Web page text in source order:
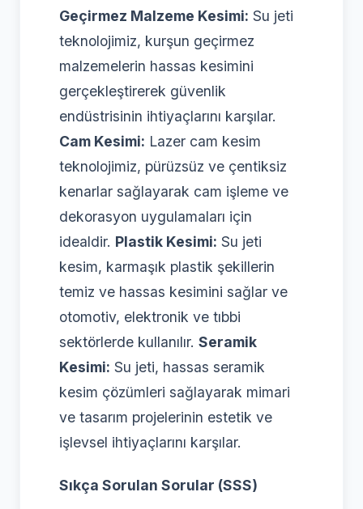
Geçirmez Malzeme Kesimi: Su jeti
teknolojimiz, kurşun geçirmez
malzemelerin hassas kesimini
gerçekleştirerek güvenlik
endüstrisinin ihtiyaçlarını karşılar.
Cam Kesimi: Lazer cam kesim
teknolojimiz, pürüzsüz ve çentiksiz
kenarlar sağlayarak cam işleme ve
dekorasyon uygulamaları için
idealdir. Plastik Kesimi: Su jeti
kesim, karmaşık plastik şekillerin
temiz ve hassas kesimini sağlar ve
otomotiv, elektronik ve tıbbi
sektörlerde kullanılır. Seramik
Kesimi: Su jeti, hassas seramik
kesim çözümleri sağlayarak mimari
ve tasarım projelerinin estetik ve
işlevsel ihtiyaçlarını karşılar.
Sıkça Sorulan Sorular (SSS)